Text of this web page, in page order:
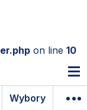
on line 10
Wybory